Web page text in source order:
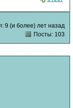
9 (и более) лет назад
Посты: 103